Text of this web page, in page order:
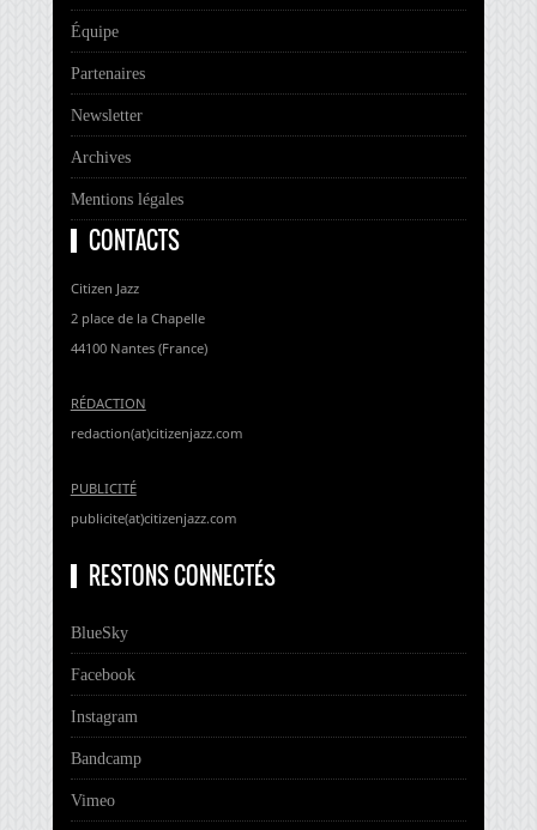
Équipe
Partenaires
Newsletter
Archives
Mentions légales
CONTACTS
Citizen Jazz
2 place de la Chapelle
44100 Nantes (France)
RÉDACTION
redaction(at)citizenjazz.com
PUBLICITÉ
publicite(at)citizenjazz.com
RESTONS CONNECTÉS
BlueSky
Facebook
Instagram
Bandcamp
Vimeo